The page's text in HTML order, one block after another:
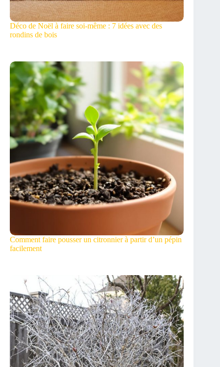
Déco de Noël à faire soi-même : 7 idées avec des
rondins de bois
Comment faire pousser un citronnier à partir d’un pépin
facilement